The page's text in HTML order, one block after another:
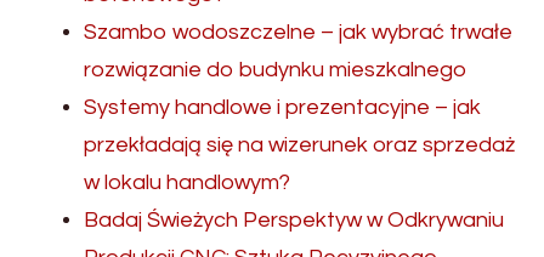
Szambo wodoszczelne – jak wybrać trwałe
rozwiązanie do budynku mieszkalnego
Systemy handlowe i prezentacyjne – jak
przekładają się na wizerunek oraz sprzedaż
w lokalu handlowym?
Badaj Świeżych Perspektyw w Odkrywaniu